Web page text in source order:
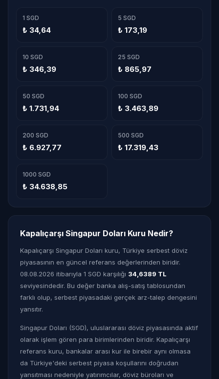
1 SGD
₺ 34,64
5 SGD
₺ 173,19
10 SGD
₺ 346,39
25 SGD
₺ 865,97
50 SGD
₺ 1.731,94
100 SGD
₺ 3.463,89
200 SGD
₺ 6.927,77
500 SGD
₺ 17.319,43
1000 SGD
₺ 34.638,85
Kapalıçarşı Singapur Doları Kuru Nedir?
Kapalıçarşı Singapur Doları kuru, Türkiye serbest döviz
piyasasının en güncel referans değerlerinden biridir.
08.08.2026 itibarıyla 1 SGD karşılığı 34,6389 TL
seviyesindedir. Bu değer banka alış-satış tablosundan
farklı olup, serbest piyasadaki gerçek arz-talep dengesini
yansıtır.
Singapur Doları (SGD), uluslararası döviz piyasasında aktif
olarak işlem gören para birimlerinden biridir. Kapalıçarşı
referans kuru, bankalar arası kur ile birebir aynı olmasa
da Türkiye'deki serbest piyasa koşullarını doğrudan
yansıtması nedeniyle yatırımcılar, döviz büroları ve